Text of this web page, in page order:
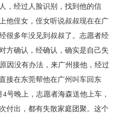
，经过人脸识别，找到他的信
他侄女，侄女听说叔叔现在在广
很多年没见到叔叔了。志愿者经
方确认，经确认，确实是自己失
因没有办法，来广州接他，经过
接在东莞帮他在广州叫车回东
号晚上，志愿者海森送他上车，
付出，都有失散家庭团聚。这个